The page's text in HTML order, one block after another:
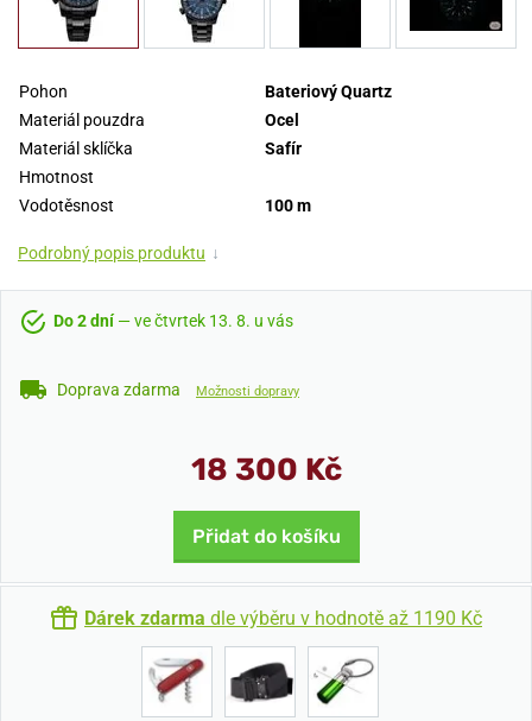
Pohon
Bateriový Quartz
Materiál pouzdra
Ocel
Materiál sklíčka
Safír
Hmotnost
Vodotěsnost
100 m
Podrobný popis produktu ↓
Do 2 dní— ve čtvrtek 13. 8. u vás
Doprava zdarma Možnosti dopravy
18 300 Kč
Přidat do košíku
Dárek zdarma dle výběru v hodnotě až 1190 Kč